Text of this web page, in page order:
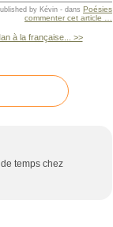
by Kévin - dans Poésies
commenter cet article
à la française... >>
temps chez